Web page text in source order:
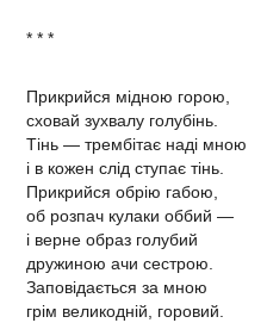
* * *
Прикрийся мідною горою,
сховай зухвалу голубінь.
Тінь — трембітає наді мною
і в кожен слід ступає тінь.
Прикрийся обрію габою,
об розпач кулаки оббий —
і верне образ голубий
дружиною ачи сестрою.
Заповідається за мною
грім великодній, горовий.